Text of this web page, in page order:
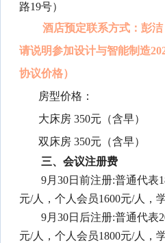
路19号）
酒店预定联系方式：彭洁
请说明参加设计与智能制造
协议价格）
房型价格：
大床房 350元（含早）
双床房 350元（含早）
三、会议注册费
9月30日前注册:普通代表
元/人，个人会员1600元/人，
9月30日后注册:普通代表
元/人，个人会员1800元/人，